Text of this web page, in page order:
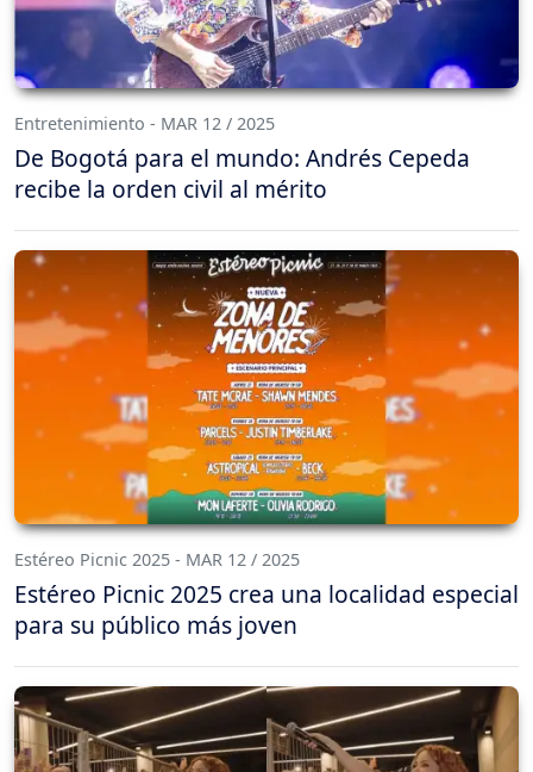
Entretenimiento - MAR 12 / 2025
De Bogotá para el mundo: Andrés Cepeda
recibe la orden civil al mérito
Estéreo Picnic 2025 - MAR 12 / 2025
Estéreo Picnic 2025 crea una localidad especial
para su público más joven